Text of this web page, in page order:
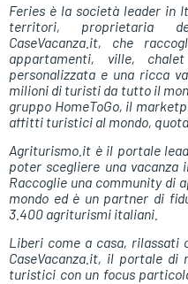
Feries è la società leader in
territori, proprietaria
CaseVacanza.it, che
appartamenti, ville,
personalizzata e una ricca
milioni di turisti da tutto il
gruppo HomeToGo, il
affitti turistici al mondo,
Agriturismo.it è il portale
poter scegliere una vacanza
Raccoglie una community di
mondo ed è un partner di
3.400 agriturismi italiani.
Liberi come a casa, rilassati
CaseVacanza.it, il portale
turistici con un focus